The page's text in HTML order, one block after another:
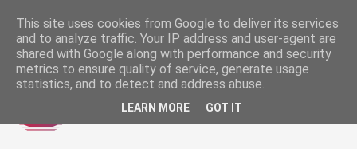
This site uses cookies from Google to deliver its services
and to analyze traffic. Your IP address and user-agent are
shared with Google along with performance and security
metrics to ensure quality of service, generate usage
statistics, and to detect and address abuse.
LEARN MORE GOT IT